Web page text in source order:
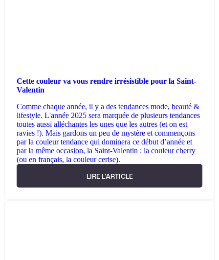
Cette couleur va vous rendre irrésistible pour la Saint-
Valentin
Comme chaque année, il y a des tendances mode, beauté &
lifestyle. L'année 2025 sera marquée de plusieurs tendances
toutes aussi alléchantes les unes que les autres (et on est
ravies !). Mais gardons un peu de mystère et commençons
par la couleur tendance qui dominera ce début d’année et
par la même occasion, la Saint-Valentin : la couleur cherry
(ou en français, la couleur cerise).
LIRE L'ARTICLE